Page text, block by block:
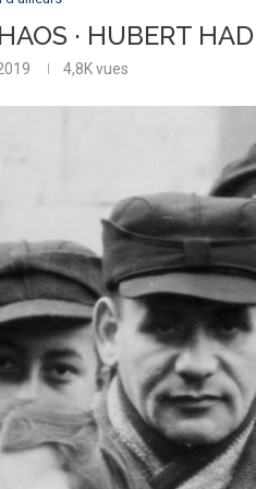
· HUBERT
4,8Kvues